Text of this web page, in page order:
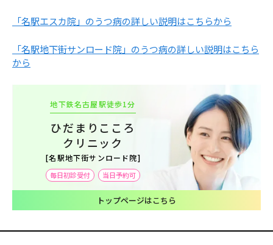
「名駅エスカ院」のうつ病の詳しい説明はこちらから
「名駅地下街サンロード院」のうつ病の詳しい説明はこちら
から
地下鉄名古屋駅徒歩1分
ひだまりこころ
クリニック
[名駅地下街サンロード院]
毎日初診受付 当日予約可
トップページはこちら